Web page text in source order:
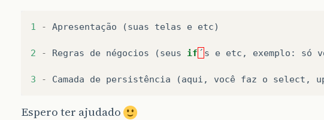
1 - Apresentação (suas telas e etc)
2 - Regras de négocios (seus if ´ s e etc , exemplo : só
3 - Camada de persistência (aqui , você faz o select ,
Espero ter ajudado